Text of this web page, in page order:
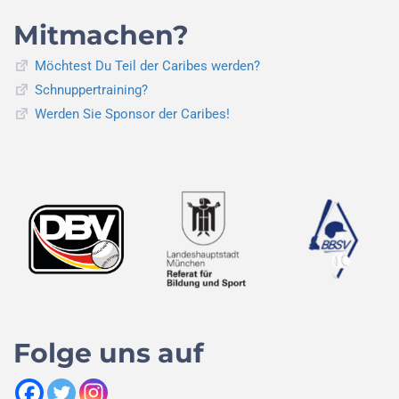
Mitmachen?
Möchtest Du Teil der Caribes werden?
Schnuppertraining?
Werden Sie Sponsor der Caribes!
Folge uns auf